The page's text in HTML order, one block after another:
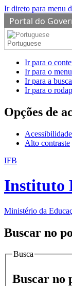
Ir direto para menu
Portal do
Portuguese
Ir para o
Ir para o menu
Ir para a busca
Ir para o
Opções de
Acessibilidade
Alto contraste
IFB
Instituto
Ministério da
Buscar no
Busca
Buscar no